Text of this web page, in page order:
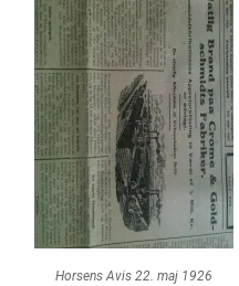
Horsens Avis 22. maj 1926